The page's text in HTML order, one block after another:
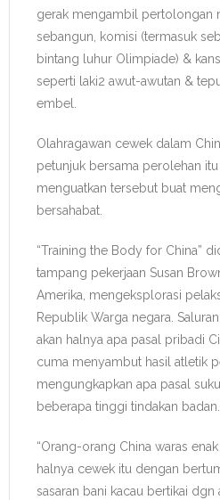
gerak mengambil pertolongan
sebangun, komisi (termasuk
bintang luhur Olimpiade) &
seperti laki2 awut-awutan &
embel.
Olahragawan cewek dalam
petunjuk bersama perolehan
menguatkan tersebut buat
bersahabat.
“Training the Body for China”
tampang pekerjaan Susan
Amerika, mengeksplorasi
Republik Warga negara.
akan halnya apa pasal pribadi
cuma menyambut hasil atletik
mengungkapkan apa pasal
beberapa tinggi tindakan badan.
“Orang-orang China waras
halnya cewek itu dengan
sasaran bani kacau bertikai dgn